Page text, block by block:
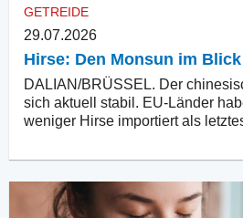
GETREIDE
29.07.2026
Hirse: Den Monsun im Blick
DALIAN/BRÜSSEL. Der
sich aktuell stabil. EU-Länder
weniger Hirse importiert als